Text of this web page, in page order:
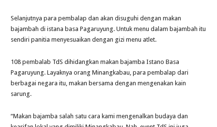
Selanjutnya para pembalap dan akan disuguhi dengan makan
bajambah di istana basa Pagaruyung. Untuk menu dalam bajambah itu
sendiri panitia menyesuaikan dengan gizi menu atlet.
108 pembalab TdS dihidangkan makan bajamba Istano Basa
Pagaruyung. Layaknya orang Minangkabau, para pembalap dari
berbagai negara itu, makan bersama dengan mengenakan kain
sarung.
“Makan bajamba salah satu cara kami mengenalkan budaya dan